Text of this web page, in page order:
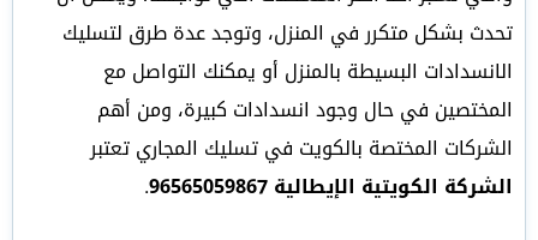
تحدث بشكل متكرر في المنزل، وتوجد عدة طرق لتسليك
الانسدادات البسيطة بالمنزل أو يمكنك التواصل مع
المختصين في حال وجود انسدادات كبيرة، ومن أهم
الشركات المختصة بالكويت في تسليك المجاري تعتبر
الشركة الكويتية الإيطالية 96565059867
.